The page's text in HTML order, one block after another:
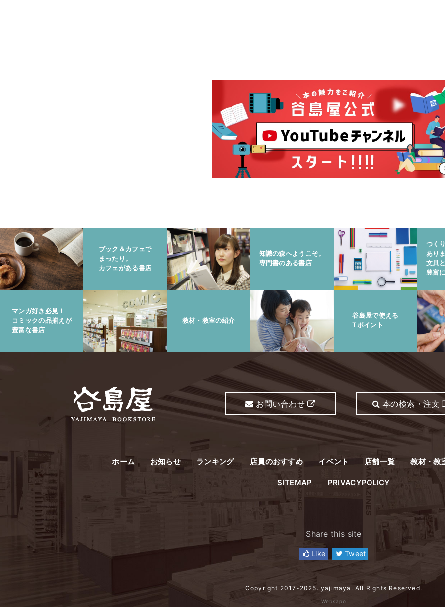
ブック＆カフェで
まったり。
カフェがある書店
知識の森へようこそ。
専門書のある書店
つく
ありま
文具
豊富
マンガ好き必見！
コミックの品揃えが
豊富な書店
教材・教室の紹介
谷島屋で使える
Tポイント
お問い合わせ 本の検索・注文
ホーム お知らせ ランキング 店員のおすすめ イベント 店舗一覧 教材・教
SITEMAP PRIVACYPOLICY
Share this site
Like Tweet
Copyright 2017-2025. yajimaya. All Rights Reserved.
Websapo